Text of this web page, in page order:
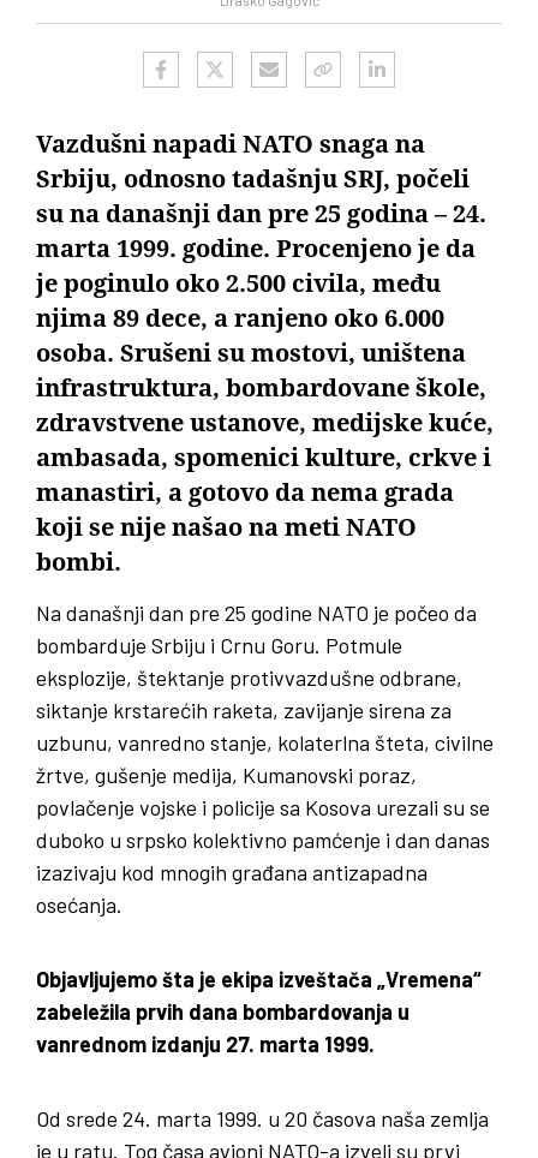
Vazdušni napadi NATO snaga na
Srbiju, odnosno tadašnju SRJ, počeli
su na današnji dan pre 25 godina – 24.
marta 1999. godine. Procenjeno je da
je poginulo oko 2.500 civila, među
njima 89 dece, a ranjeno oko 6.000
osoba. Srušeni su mostovi, uništena
infrastruktura, bombardovane škole,
zdravstvene ustanove, medijske kuće,
ambasada, spomenici kulture, crkve i
manastiri, a gotovo da nema grada
koji se nije našao na meti NATO
bombi.
Na današnji dan pre 25 godine NATO je počeo da
bombarduje Srbiju i Crnu Goru. Potmule
eksplozije, štektanje protivvazdušne odbrane,
siktanje krstarećih raketa, zavijanje sirena za
uzbunu, vanredno stanje, kolaterlna šteta, civilne
žrtve, gušenje medija, Kumanovski poraz,
povlačenje vojske i policije sa Kosova urezali su se
duboko u srpsko kolektivno pamćenje i dan danas
izazivaju kod mnogih građana antizapadna
osećanja.
Objavljujemo šta je ekipa izveštača „Vremena“
zabeležila prvih dana bombardovanja u
vanrednom izdanju 27. marta 1999.
Od srede 24. marta 1999. u 20 časova naša zemlja
je u ratu. Tog časa avioni NATO-a izveli su prvi